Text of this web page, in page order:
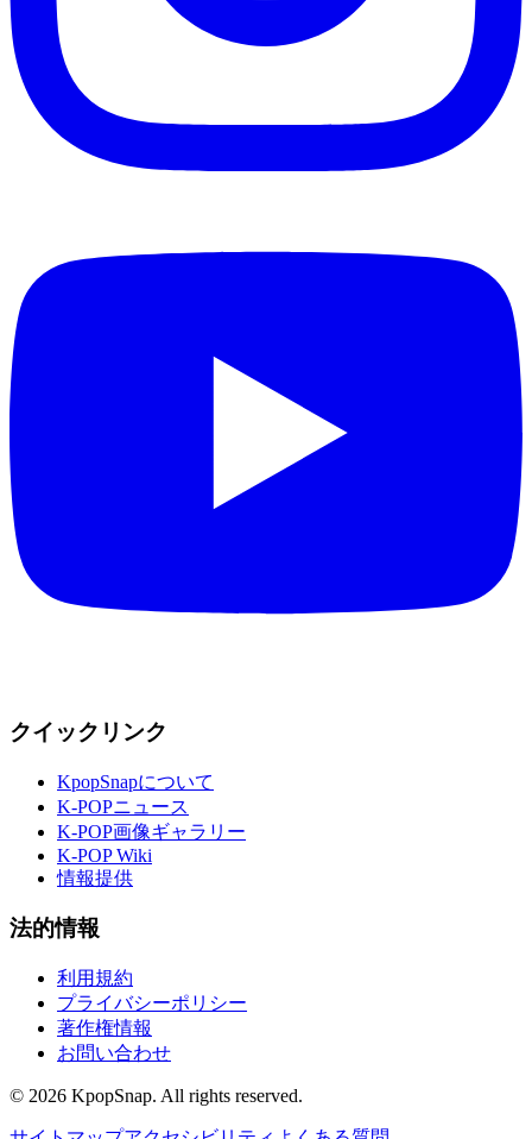
クイックリンク
KpopSnapについて
K-POPニュース
K-POP画像ギャラリー
K-POP Wiki
情報提供
法的情報
利用規約
プライバシーポリシー
著作権情報
お問い合わせ
© 2026 KpopSnap. All rights reserved.